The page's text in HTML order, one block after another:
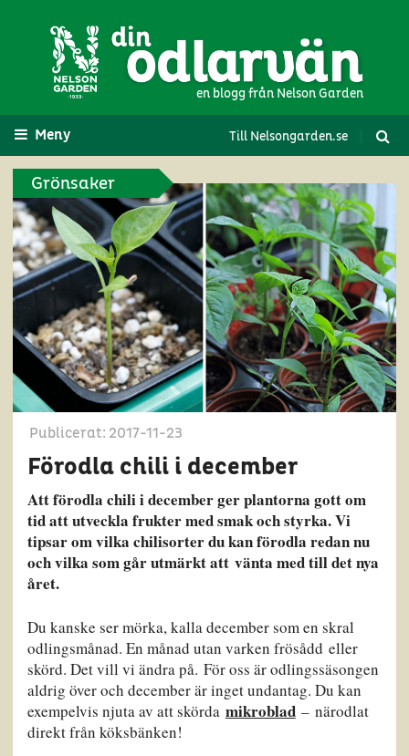
en blogg från Nelson Garden
Meny Till Nelsongarden.se
Grönsaker
Publicerat: 2017-11-23
Förodla chili i december
Att förodla chili i december ger plantorna gott om
tid att utveckla frukter med smak och styrka. Vi
tipsar om vilka chilisorter du kan förodla redan nu
och vilka som går utmärkt att vänta med till det nya
året.
Du kanske ser mörka, kalla december som en skral
odlingsmånad. En månad utan varken frösådd eller
skörd. Det vill vi ändra på. För oss är odlingssäsongen
aldrig över och december är inget undantag. Du kan
exempelvis njuta av att skörda mikroblad– närodlat
direkt från köksbänken!